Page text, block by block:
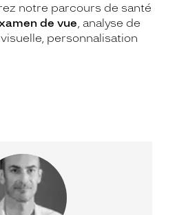
notre parcours de santé
de vue , analyse de
personnalisation